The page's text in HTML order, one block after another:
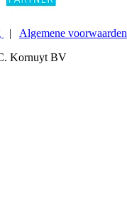
| Algemene voorwaarden
Kornuyt BV